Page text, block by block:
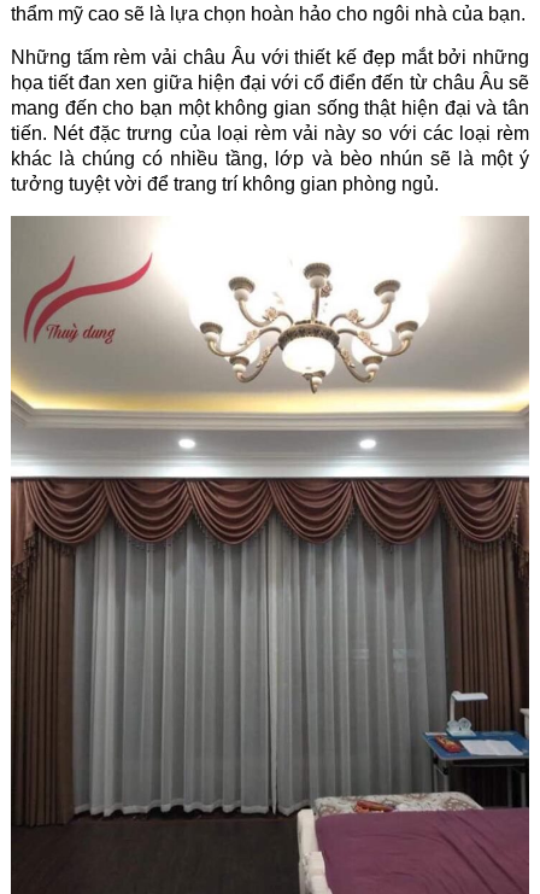
thẩm mỹ cao sẽ là lựa chọn hoàn hảo cho ngôi nhà của bạn.
Những tấm rèm vải châu Âu với thiết kế đẹp mắt bởi những
họa tiết đan xen giữa hiện đại với cổ điển đến từ châu Âu sẽ
mang đến cho bạn một không gian sống thật hiện đại và tân
tiến. Nét đặc trưng của loại rèm vải này so với các loại rèm
khác là chúng có nhiều tầng, lớp và bèo nhún sẽ là một ý
tưởng tuyệt vời để trang trí không gian phòng ngủ.